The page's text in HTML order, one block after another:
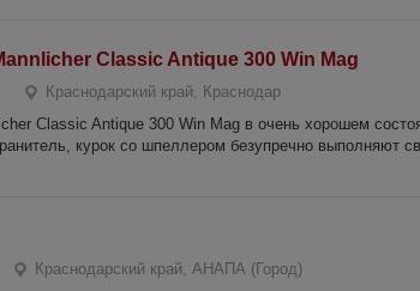
Classic Antique 300 Win Mag
Краснодарский край, Краснодар
Classic Antique 300 Win Mag в очень хорошем
курок со шпеллером безупречно выполняют
Краснодарский край, АНАПА (Город)